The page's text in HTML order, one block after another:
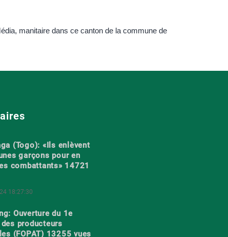
, manitaire dans ce canton de la commune de
(Togo): «Ils enlèvent
garçons pour en
combattants» 14721
18:27:30
Ouverture du 1e
producteurs
(FOPAT) 13255 vues